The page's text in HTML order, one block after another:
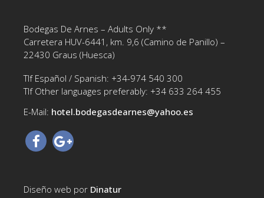
Bodegas De Arnes – Adults Only **
Carretera HUV-6441, km. 9,6 (Camino de Panillo) –
22430 Graus (Huesca)
Tlf Español / Spanish: +34-974 540 300
Tlf Other languages preferably: +34 633 264 455
E-Mail: hotel.bodegasdearnes@yahoo.es‎
Diseño web por Dinatur